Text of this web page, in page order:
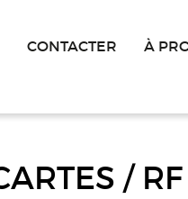
À
CONTACTER
/ RF